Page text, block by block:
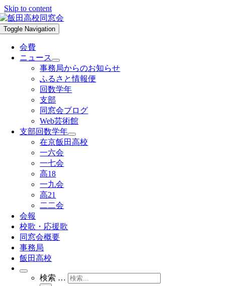
Skip to content
Toggle Navigation
会費
ニュース
事務局からのお知らせ
ふるさと情報便
回数学年
支部
同窓会ブログ
Web芸術館
支部回数学年
在京飯田高校
一六会
一七会
高18
一九会
高21
二二会
会報
校歌・応援歌
同窓会概要
事務局
飯田高校
検索 …